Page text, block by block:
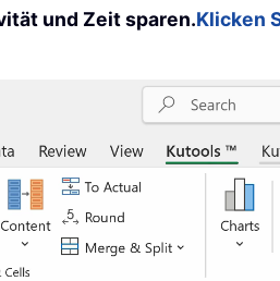
und Zeit sparen.Klicken